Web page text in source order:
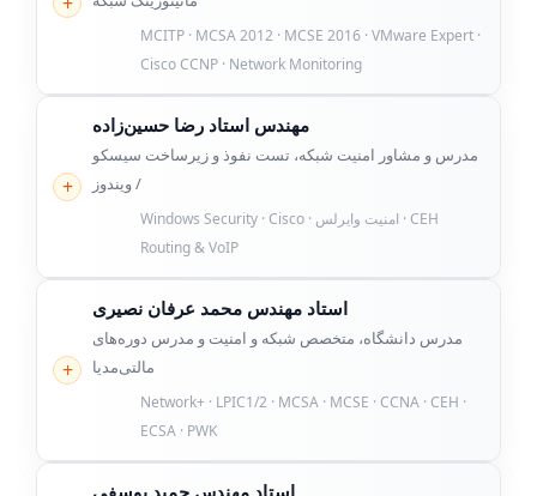
MCITP · MCSA 2012 · MCSE 2016 · VMware Expert ·
Cisco CCNP · Network Monitoring
مهندس استاد رضا حسین‌زاده
مدرس و مشاور امنیت شبکه، تست نفوذ و زیرساخت سیسکو
/ ویندوز
CEH · امنیت وایرلس · Windows Security · Cisco
Routing & VoIP
استاد مهندس محمد عرفان نصیری
مدرس دانشگاه، متخصص شبکه و امنیت و مدرس دوره‌های
مالتی‌مدیا
Network+ · LPIC1/2 · MCSA · MCSE · CCNA · CEH ·
ECSA · PWK
استاد مهندس حمید یوسفی